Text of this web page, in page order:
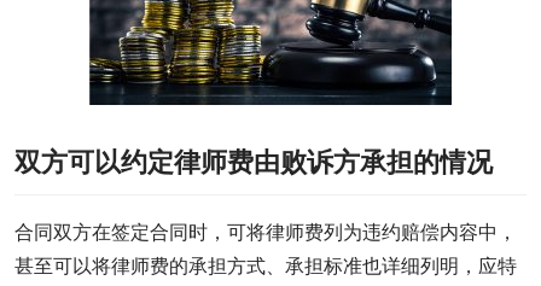
双方可以约定律师费由败诉方承担的情况
合同双方在签定合同时，可将律师费列为违约赔偿内容中，
甚至可以将律师费的承担方式、承担标准也详细列明，应特